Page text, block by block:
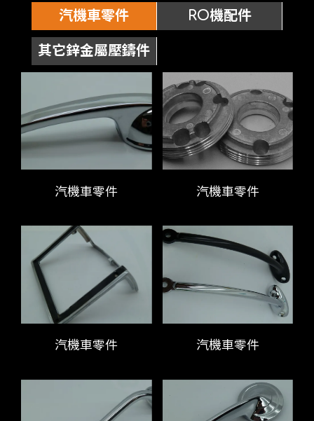
汽機車零件 RO機配件
其它鋅金屬壓鑄件
汽機車零件 汽機車零件
汽機車零件 汽機車零件